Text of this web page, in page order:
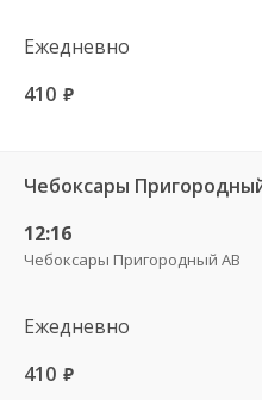
Ежедневно
410 руб.
12:16
Чебоксары Пригородный АВ
Ежедневно
410 руб.